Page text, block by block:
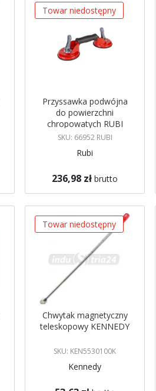
Powiadom mnie
Towar niedostępny
Przyssawka podwójna
do powierzchni
chropowatych RUBI
SKU: 66952 RUBI
Rubi
236,98 zł brutto
Brak w magazynie
Powiadom mnie
Towar niedostępny
Chwytak magnetyczny
teleskopowy KENNEDY
SKU: KEN5530100K
Kennedy